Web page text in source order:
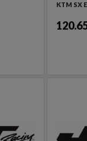
KTM SX